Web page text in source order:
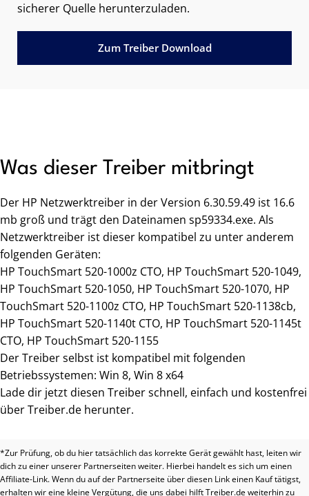
sicherer Quelle herunterzuladen.
Zum Treiber Download
Was dieser Treiber mitbringt
Der HP Netzwerktreiber in der Version 6.30.59.49 ist 16.6
mb groß und trägt den Dateinamen sp59334.exe. Als
Netzwerktreiber ist dieser kompatibel zu unter anderem
folgenden Geräten:
HP TouchSmart 520-1000z CTO, HP TouchSmart 520-1049,
HP TouchSmart 520-1050, HP TouchSmart 520-1070, HP
TouchSmart 520-1100z CTO, HP TouchSmart 520-1138cb,
HP TouchSmart 520-1140t CTO, HP TouchSmart 520-1145t
CTO, HP TouchSmart 520-1155
Der Treiber selbst ist kompatibel mit folgenden
Betriebssystemen: Win 8, Win 8 x64
Lade dir jetzt diesen Treiber schnell, einfach und kostenfrei
über Treiber.de herunter.
*Zur Prüfung, ob du hier tatsächlich das korrekte Gerät gewählt hast, leiten wir
dich zu einer unserer Partnerseiten weiter. Hierbei handelt es sich um einen
Affiliate-Link. Wenn du auf der Partnerseite über diesen Link einen Kauf tätigst,
erhalten wir eine kleine Vergütung, die uns dabei hilft Treiber.de weiterhin zu